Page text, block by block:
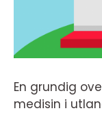
En grundig
medisin i